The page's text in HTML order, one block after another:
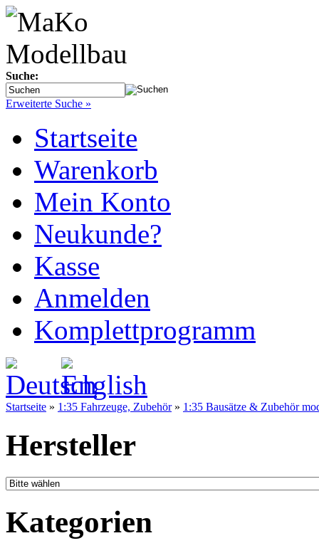
Suche:
Erweiterte Suche »
Startseite
Warenkorb
Mein Konto
Neukunde?
Kasse
Anmelden
Komplettprogramm
Startseite » 1:35 Fahrzeuge, Zubehör» 1:35 Bausätze & Zubehör
Hersteller
Kategorien